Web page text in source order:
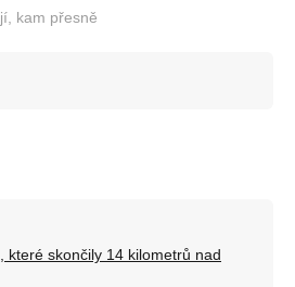
kam přesně
které skončily 14 kilometrů nad